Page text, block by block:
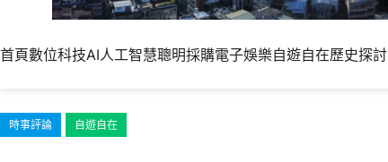
首頁數位科技AI人工智慧聰明採購電子娛樂自遊自在歷史探討
時事評論 自遊自在